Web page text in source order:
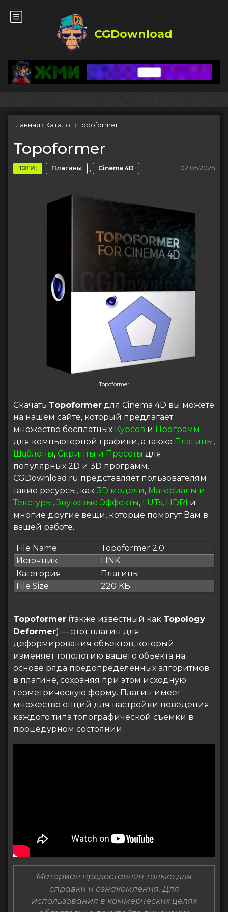
CGDownload
Главная › Каталог›Topoformer
Topoformer
ТЭГИ: Плагины , Cinema 4D 02.05.2025
Topoformer
Скачать Topoformer для Cinema 4D вы можете
на нашем сайте, который предлагает
множество бесплатных Курсов и Программ
для компьютерной графики, а также Плагины,
Шаблоны, Скрипты и Пресеты для
популярных 2D и 3D программ.
CGDownload.ru представляет пользователям
такие ресурсы, как 3D модели, Материалы и
Текстуры,Звуковые Эффекты, LUTs, HDRI и
многие другие вещи, которые помогут Вам в
вашей работе.
File Name
Topoformer 2.0
Источник
LINK
Категория
Плагины
File Size
220 КБ
Topoformer (также известный как Topology
Deformer) — этот плагин для
деформирования объектов, который
изменяет топологию вашего объекта на
основе ряда предопределенных алгоритмов
в плагине, сохраняя при этом исходную
геометрическую форму. Плагин имеет
множество опций для настройки поведения
каждого типа топографической съемки в
процедурном состоянии.
Материал предоставлен только для
справки и ознакомления. Для
использования в коммерческих целях